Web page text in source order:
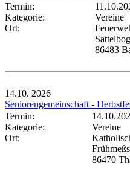
Termin:
Kategorie:
Vereine
Ort:
86483
14.10. 2026
Seniorengemeinschaft -
Termin:
Kategorie:
Vereine
Ort:
86470